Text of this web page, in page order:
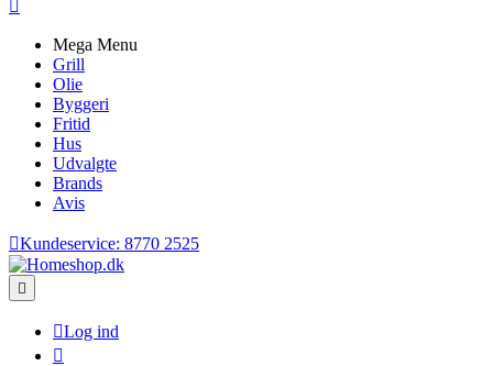

Mega Menu
Grill
Olie
Byggeri
Fritid
Hus
Udvalgte
Brands
Avis
Kundeservice: 8770 2525

Log ind
